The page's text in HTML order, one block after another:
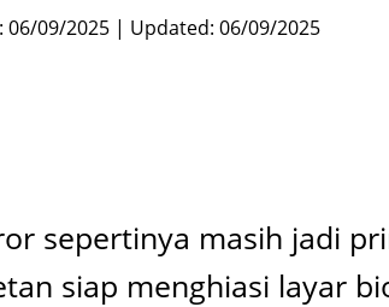
06/09/2025 | Updated: 06/09/2025
sepertinya masih jadi
siap menghiasi layar